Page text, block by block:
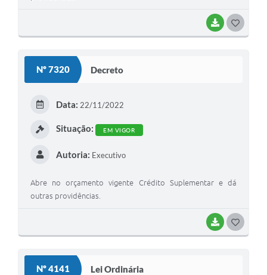
BAIXAR
Nº 7320 Decreto
BAIXAR
Data: 22/11/2022
Situação: EM VIGOR
Autoria: Executivo
Abre no orçamento vigente Crédito Suplementar e dá
outras providências.
Nº 4141 Lei Ordinária